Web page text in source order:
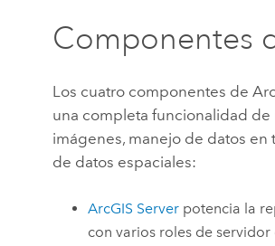
Componentes
Los cuatro componentes de
una completa funcionalidad
imágenes, manejo de datos en
de datos espaciales:
ArcGIS Serverpotencia la
con varios roles de